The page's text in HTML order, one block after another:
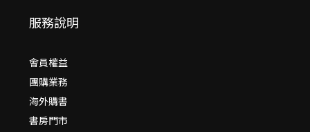
服務說明
會員權益
團購業務
海外購書
書房門市